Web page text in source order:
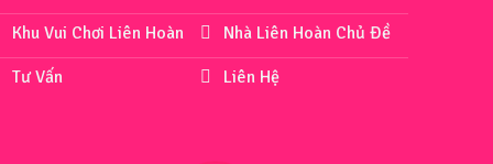
Khu Vui Chơi Liên Hoàn
Tư Vấn
Nhà Liên Hoàn Chủ Đề
Liên Hệ